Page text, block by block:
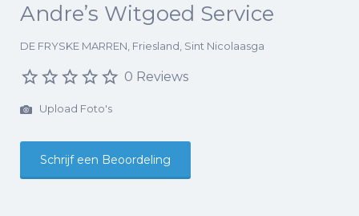
Andre’s Witgoed Service
DE FRYSKE MARREN, Friesland, Sint Nicolaasga
0 Reviews
Upload Foto's
Schrijf een Beoordeling